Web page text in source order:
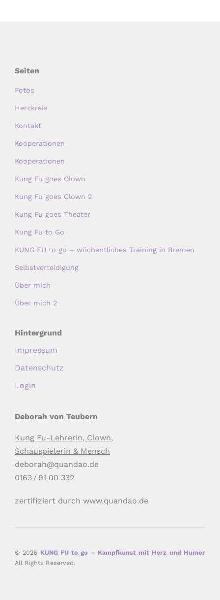
Seiten
Fotos
Herzkreis
Kontakt
Kooperationen
Kooperationen
Kung Fu goes Clown
Kung Fu goes Clown 2
Kung Fu goes Theater
Kung Fu to Go
KUNG FU to go – wöchentliches Training in Bremen
Selbstverteidigung
Über mich
Über mich 2
Hintergrund
Impressum
Datenschutz
Login
Deborah von Teubern
Kung Fu-Lehrerin, Clown,
Schauspielerin & Mensch
deborah@quandao.de
0163 / 91 00 332
zertifiziert durch www.quandao.de
© 2026 KUNG FU to go – Kampfkunst mit Herz und Humor
All Rights Reserved.